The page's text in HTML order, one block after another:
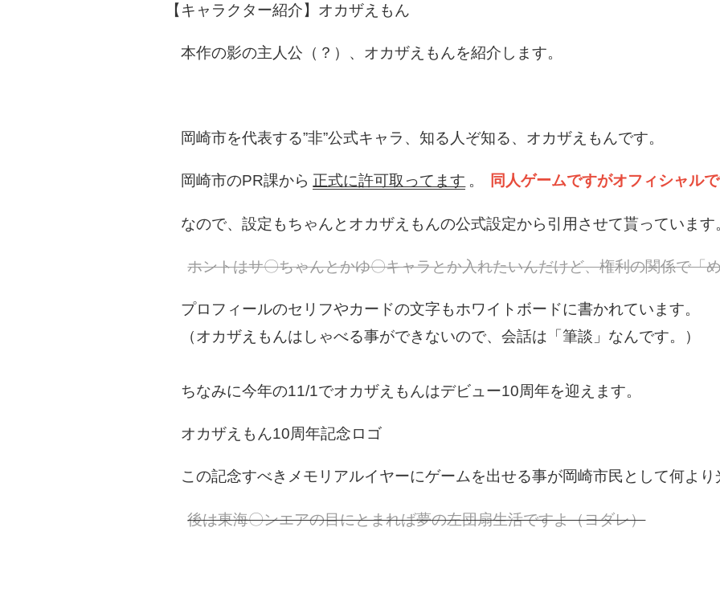
【キャラクター紹介】オカザえもん
本作の影の主人公（？）、オカザえもんを紹介します。
岡崎市を代表する”非”公式キャラ、知る人ぞ知る、オカザえもんです。
岡崎市のPR課から 正式に許可取ってます 。 同人ゲームですがオフィシャルで
なので、設定もちゃんとオカザえもんの公式設定から引用させて貰っています
ホントはサ〇ちゃんとかゆ〇キャラとか入れたいんだけど、権利の関係で「
プロフィールのセリフやカードの文字もホワイトボードに書かれています。
（オカザえもんはしゃべる事ができないので、会話は「筆談」なんです。）
ちなみに今年の11/1でオカザえもんはデビュー10周年を迎えます。
オカザえもん10周年記念ロゴ
この記念すべきメモリアルイヤーにゲームを出せる事が岡崎市民として何より
後は東海〇ンエアの目にとまれば夢の左団扇生活ですよ（ヨダレ）